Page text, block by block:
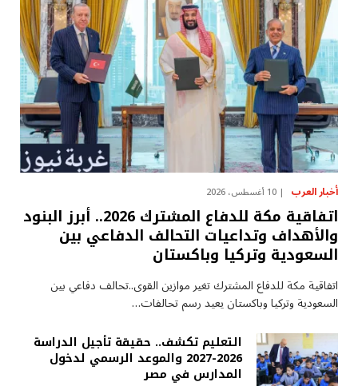
أخبار العرب 10 أغسطس، 2026
اتفاقية مكة للدفاع المشترك 2026.. أبرز البنود
والأهداف وتداعيات التحالف الدفاعي بين
السعودية وتركيا وباكستان
اتفاقية مكة للدفاع المشترك تغير موازين القوى..تحالف دفاعي بين
السعودية وتركيا وباكستان يعيد رسم تحالفات…
التعليم تكشف.. حقيقة تأجيل الدراسة
2026-2027 والموعد الرسمي لدخول
المدارس في مصر